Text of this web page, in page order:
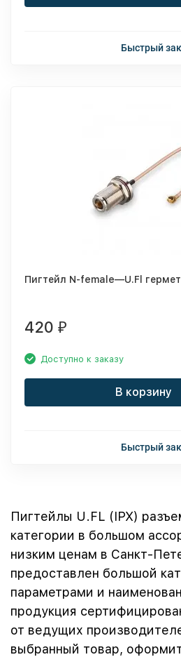
Быстрый
Пигтейл N-female—U.Fl
420 ₽
Доступно к заказу
В корзину
Быстрый
Пигтейлы U.FL (IPX)
категории в большом
низким ценам в Санкт-
предоставлен большой
параметрами и
продукция
от ведущих
выбранный товар,